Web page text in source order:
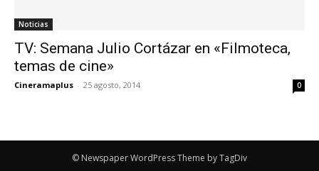
Noticias
TV: Semana Julio Cortázar en «Filmoteca,
temas de cine»
Cineramaplus - 25 agosto, 2014 0
© Newspaper WordPress Theme by TagDiv